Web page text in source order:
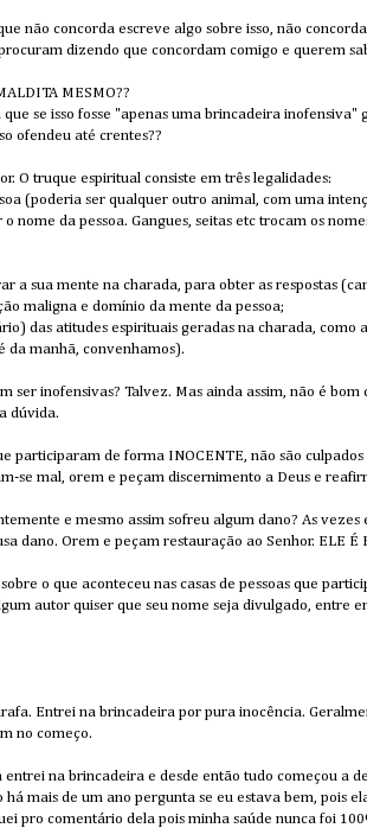
não concorda escreve algo sobre isso, não
dizendo que concordam comigo e querem
MESMO??
se isso fosse "apenas uma brincadeira
ofendeu até crentes??
O truque espiritual consiste em três legalidades:
(poderia ser qualquer outro animal, com uma
nome da pessoa. Gangues, seitas etc trocam os
a sua mente na charada, para obter as respostas
maligna e domínio da mente da pessoa;
das atitudes espirituais geradas na charada, como
da manhã, convenhamos).
ser inofensivas? Talvez. Mas ainda assim, não é
dúvida.
participaram de forma INOCENTE, não são
se mal, orem e peçam discernimento a Deus e
e mesmo assim sofreu algum dano? As
dano. Orem e peçam restauração ao Senhor. ELE É
o que aconteceu nas casas de pessoas que
autor quiser que seu nome seja divulgado, entre
Entrei na brincadeira por pura inocência.
no começo.
entrei na brincadeira e desde então tudo começou a
mais de um ano pergunta se eu estava bem, pois
pro comentário dela pois minha saúde nunca foi